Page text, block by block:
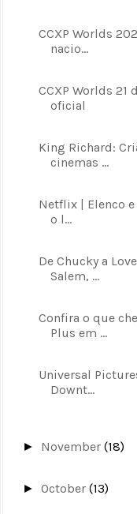
CCXP Worlds
nacio...
CCXP Worlds
oficial
King Richard:
cinemas ...
Netflix | Elenco
o l...
De Chucky a
Salem, ...
Confira o que
Plus em ...
Universal
Downt...
► November(18)
►October(13)